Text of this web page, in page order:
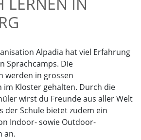
Alpadia hat viel Erfahrung
Sprachcamps. Die
werden in grossen
Kloster gehalten. Durch die
wirst du Freunde aus aller Welt
der Schule bietet zudem ein
Indoor- sowie Outdoor-
an.